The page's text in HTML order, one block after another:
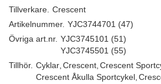
Tillverkare. Crescent
Artikelnummer. YJC3744701 (47)
Övriga art.nr. YJC3745101 (51)
YJC3745501 (55)
Tillhör. Cyklar Crescent Crescent
Crescent Åkulla Sportcykel